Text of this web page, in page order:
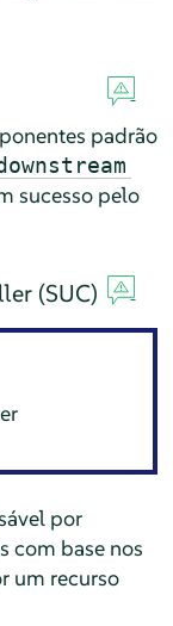
padrão
sucesso pelo
(SUC)
por
com base nos
um recurso